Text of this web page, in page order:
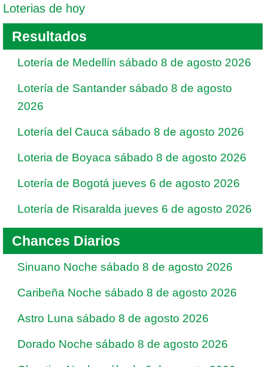
Loterias de hoy
Resultados
Lotería de Medellín sábado 8 de agosto 2026
Lotería de Santander sábado 8 de agosto
2026
Lotería del Cauca sábado 8 de agosto 2026
Loteria de Boyaca sábado 8 de agosto 2026
Lotería de Bogotá jueves 6 de agosto 2026
Lotería de Risaralda jueves 6 de agosto 2026
Chances Diarios
Sinuano Noche sábado 8 de agosto 2026
Caribeña Noche sábado 8 de agosto 2026
Astro Luna sábado 8 de agosto 2026
Dorado Noche sábado 8 de agosto 2026